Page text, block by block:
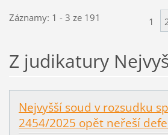
Záznamy: 1 - 3 ze 191 1
Z judikatury
Nejvyšší soud v rozsudku
2454/2025 opět neřeší